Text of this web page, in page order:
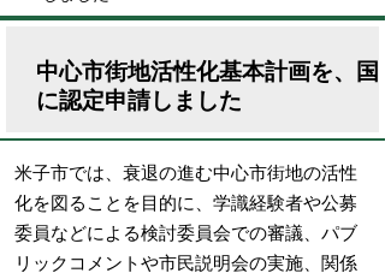
中心市街地活性化基本計画を、国
に認定申請しました
米子市では、衰退の進む中心市街地の活性
化を図ることを目的に、学識経験者や公募
委員などによる検討委員会での審議、パブ
リックコメントや市民説明会の実施、関係